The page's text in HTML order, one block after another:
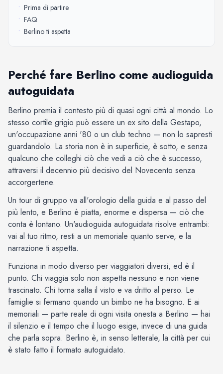
• Prima di partire
• FAQ
• Berlino ti aspetta
Perché fare Berlino come audioguida
autoguidata
Berlino premia il contesto più di quasi ogni città al mondo. Lo
stesso cortile grigio può essere un ex sito della Gestapo,
un'occupazione anni '80 o un club techno — non lo sapresti
guardandolo. La storia non è in superficie, è sotto, e senza
qualcuno che colleghi ciò che vedi a ciò che è successo,
attraversi il decennio più decisivo del Novecento senza
accorgertene.
Un tour di gruppo va all'orologio della guida e al passo del
più lento, e Berlino è piatta, enorme e dispersa — ciò che
conta è lontano. Un'audioguida autoguidata risolve entrambi:
vai al tuo ritmo, resti a un memoriale quanto serve, e la
narrazione ti aspetta.
Funziona in modo diverso per viaggiatori diversi, ed è il
punto. Chi viaggia solo non aspetta nessuno e non viene
trascinato. Chi torna salta il visto e va dritto al perso. Le
famiglie si fermano quando un bimbo ne ha bisogno. E ai
memoriali — parte reale di ogni visita onesta a Berlino — hai
il silenzio e il tempo che il luogo esige, invece di una guida
che parla sopra. Berlino è, in senso letterale, la città per cui
è stato fatto il formato autoguidato.